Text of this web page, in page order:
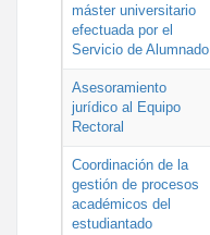
máster universitario
efectuada por el
Servicio de Alumnado
Asesoramiento
jurídico al Equipo
Rectoral
Coordinación de la
gestión de procesos
académicos del
estudiantado